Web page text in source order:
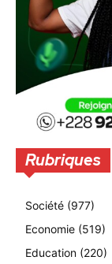
Rubriques
Société (977)
Economie (519)
Education (220)